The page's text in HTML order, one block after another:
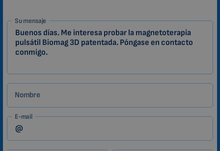
1-
ES
Zákazník
Su mensaje
Nombre
E-mail